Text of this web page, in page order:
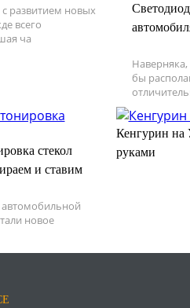
развитием новых
всего
ча
бы
стекол
и ставим
новое
Кенгурин на
руками